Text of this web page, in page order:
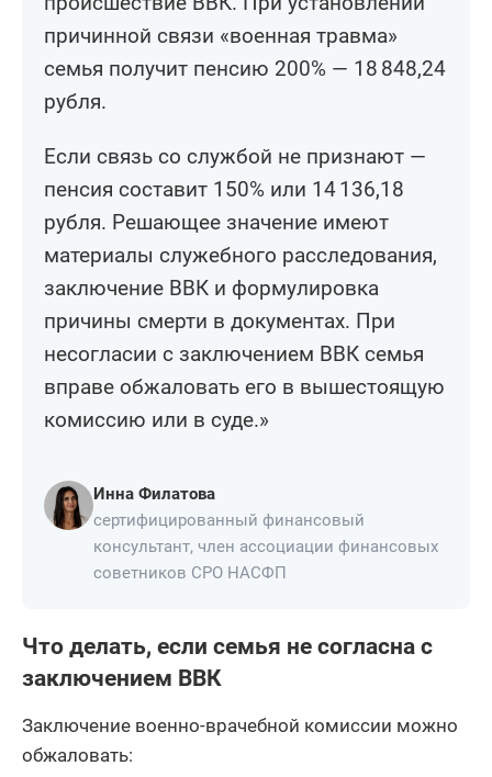
причинной связи «военная травма»
семья получит пенсию 200% — 18 848,24
рубля.
Если связь со службой не признают —
пенсия составит 150% или 14 136,18
рубля. Решающее значение имеют
материалы служебного расследования,
заключение ВВК и формулировка
причины смерти в документах. При
несогласии с заключением ВВК семья
вправе обжаловать его в вышестоящую
комиссию или в суде.»
Инна Филатова
сертифицированный финансовый
консультант, член ассоциации финансовых
советников СРО НАСФП
Что делать, если семья не согласна с
заключением ВВК
Заключение военно-врачебной комиссии можно
обжаловать: